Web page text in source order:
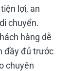
lợi, an
chuyển.
hàng dễ
đầy đủ trước
chuyên